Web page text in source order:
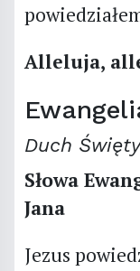
Alleluja,
Duch
Słowa
Jana
Jezus